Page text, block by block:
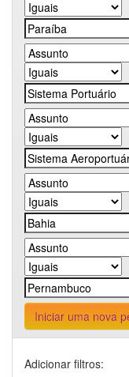
Iniciar uma nova
Adicionar filtros: